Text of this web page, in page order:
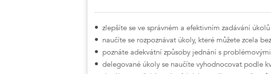
zlepšíte se ve správném a efektivním zadávání
naučíte se rozpoznávat úkoly, které můžete zcela
poznáte adekvátní způsoby jednání s
delegované úkoly se naučíte vyhodnocovat podle